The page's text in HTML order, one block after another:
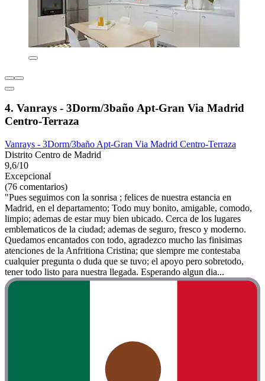
4. Vanrays - 3Dorm/3baño Apt-Gran Via Madrid
Centro-Terraza
Vanrays - 3Dorm/3baño Apt-Gran Via Madrid Centro-Terraza
Distrito Centro de Madrid
9,6/10
Excepcional
(76 comentarios)
"Pues seguimos con la sonrisa ; felices de nuestra estancia en
Madrid, en el departamento; Todo muy bonito, amigable, comodo,
limpio; ademas de estar muy bien ubicado. Cerca de los lugares
emblematicos de la ciudad; ademas de seguro, fresco y moderno.
Quedamos encantados con todo, agradezco mucho las finisimas
atenciones de la Anfritiona Cristina; que siempre me contestaba
cualquier pregunta o duda que se tuvo; el apoyo pero sobretodo,
tener todo listo para nuestra llegada. Esperando algun dia...